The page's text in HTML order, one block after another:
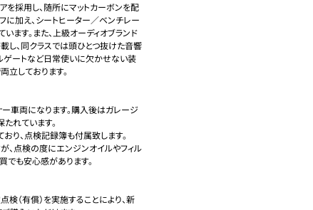
採用し、随所にマットカーボンを配
に加え、シートヒーター／ベンチレー
ます。また、上級オーディオブランド
し、同クラスでは頭ひとつ抜けた音響
ゲートなど日常使いに欠かせない装
立しております。
車両になります。購入後はガレージ
れています。
り、点検記録簿も付属致します。
点検の度にエンジンオイルやフィル
も安心感があります。
（有償）を実施することにより、新